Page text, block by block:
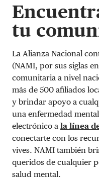
tu
La Alianza Nacional
(NAMI, por sus siglas
comunitaria a nivel
más de 500 afiliados
y brindar apoyo a
una enfermedad
electrónico a la línea
conectarte con los
vives. NAMI también
queridos de cualquier
salud mental.